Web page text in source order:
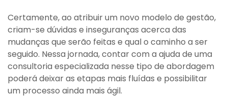
Certamente, ao atribuir um novo modelo de gestão,
criam-se dúvidas e inseguranças acerca das
mudanças que serão feitas e qual o caminho a ser
seguido. Nessa jornada, contar com a ajuda de uma
consultoria especializada nesse tipo de abordagem
poderá deixar as etapas mais fluídas e possibilitar
um processo ainda mais ágil.